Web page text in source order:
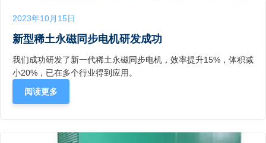
2023年10月15日
新型稀土永磁同步电机研发成功
我们成功研发了新一代稀土永磁同步电机，效率提升15%，体积减
小20%，已在多个行业得到应用。
阅读更多